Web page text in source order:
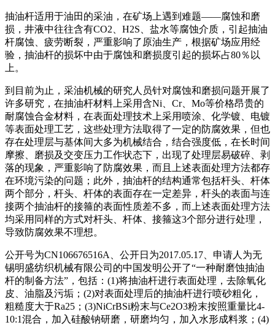
抽油杆适用于油田的采油，在矿场上遇到难题——腐蚀和磨
损，井液中往往含有CO2、H2S、盐水等腐蚀介质，引起抽油
杆腐蚀、疲劳断裂，严重影响了原油生产，根据矿场应用经
验，抽油杆的损坏中由于腐蚀和磨损度引起的损坏占80％以
上。
到目前为止，采油机械的研究人员针对腐蚀和磨损问题开展了
许多研究，在抽油杆材料上采用含Ni、Cr、Mo等价格昂贵的
耐腐蚀合金材料，在表面处理技术上采用喷涂、化学镀、电镀
等表面处理工艺，这些处理方法取得了一定的防腐效果，但也
存在处理层与基体间大多为机械结合，结合强度低，在长时间
摩擦、磨损及交变压力工作状态下，出现了处理层易破碎、剥
落的现象，严重影响了防腐效果，而且上述表面处理方法都存
在环境污染的问题；此外，抽油杆的结构通常包括杆头、杆体
两个部分，杆头、杆体的表面存在一定差异，杆头的表面与连
接两个抽油杆的接箍的表面性质差不多，而上述表面处理方法
均采用同样的方式对杆头、杆体、接箍这3个部分进行处理，
导致防腐效果不理想。
公开号为CN106676516A、公开日为2017.05.17、申请人为无
锡明盛纺织机械有限公司的中国发明公开了“一种耐磨蚀抽油
杆的制备方法”，包括：(1)将抽油杆进行表面处理，去除氧化
皮、油脂及污垢；(2)对表面处理后的抽油杆进行喷砂粗化，
粗糙度大于Ra25；(3)NiCrBSi粉末与Ce2O3粉末按照重量比4-
10:1混合，加入硅酸钠研磨，研磨均匀，加入水形成料浆；(4)